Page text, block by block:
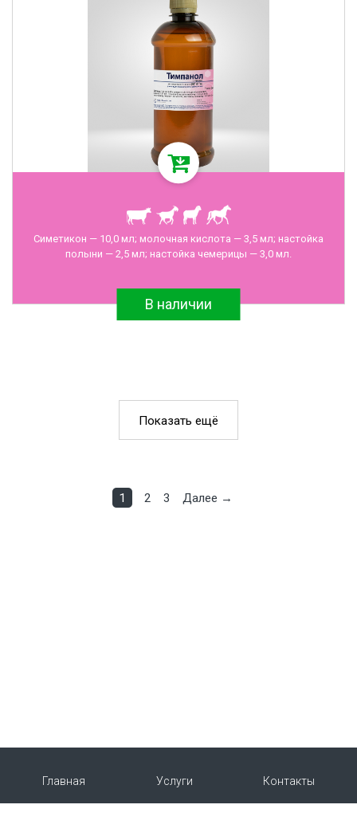
Симетикон — 10,0 мл; молочная кислота — 3,5 мл; настойка
полыни — 2,5 мл; настойка чемерицы — 3,0 мл.
В наличии
Показать ещё
1 2 3 Далее →
Главная Услуги Контакты